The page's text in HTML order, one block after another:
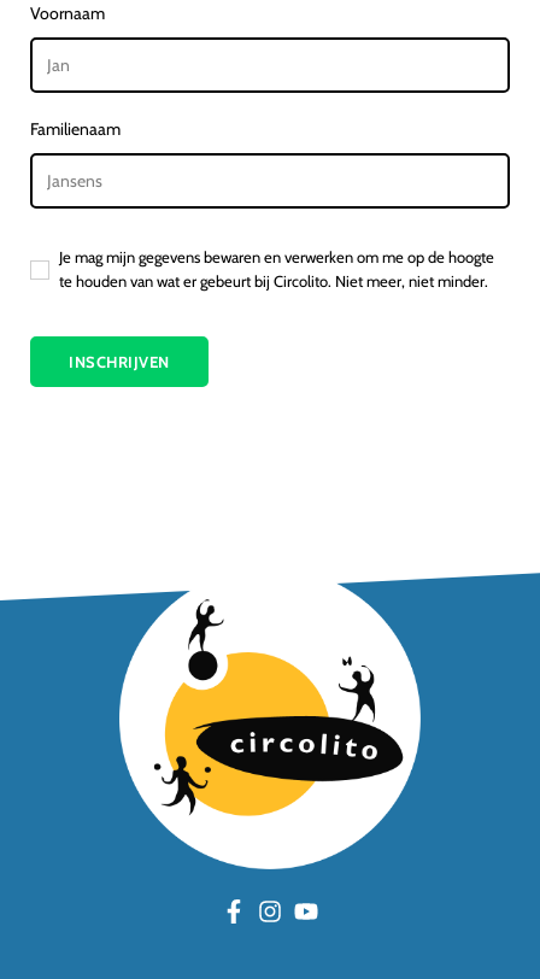
Voornaam
Familienaam
Je mag mijn gegevens bewaren en verwerken om me op de hoogte
te houden van wat er gebeurt bij Circolito. Niet meer, niet minder.
INSCHRIJVEN